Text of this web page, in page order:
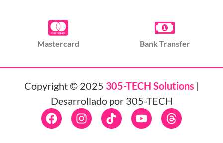
Mastercard Bank Transfer
Copyright © 2025 305-TECH Solutions |
Desarrollado por 305-TECH